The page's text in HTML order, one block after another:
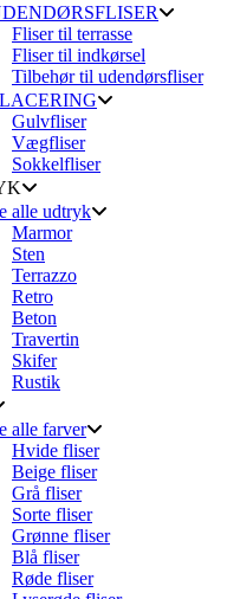
Fliser til terrasse
Fliser til indkørsel
Tilbehør til udendørsfliser
Gulvfliser
Vægfliser
Sokkelfliser
alle udtryk
Marmor
Sten
Terrazzo
Retro
Beton
Travertin
Skifer
Rustik
alle farver
Hvide fliser
Beige fliser
Grå fliser
Sorte fliser
Grønne fliser
Blå fliser
Røde fliser